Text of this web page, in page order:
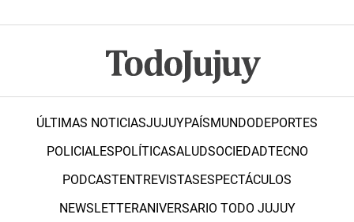
ÚLTIMAS NOTICIASJUJUYPAÍSMUNDODEPORTES
POLICIALESPOLÍTICASALUDSOCIEDADTECNO
PODCASTENTREVISTASESPECTÁCULOS
NEWSLETTERANIVERSARIO TODO JUJUY